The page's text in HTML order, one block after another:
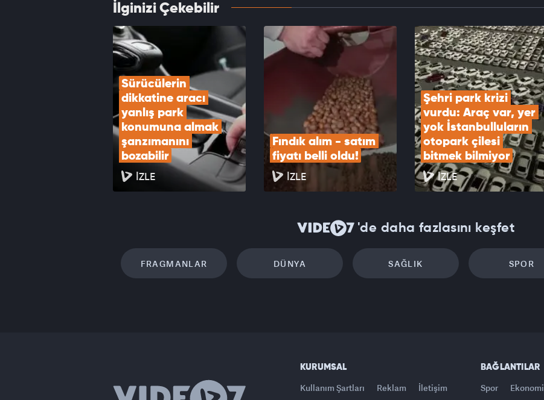
Aziz Yıldırım'ın kızı hakkında paylaşım yapan şahıs için
tutuklama talebi!
VIDEOYU İZLE
İlginizi Çekebilir
Sürücülerin
dikkatine aracı
yanlış park
konumuna almak
şanzımanını
bozabilir
İZLE
Fındık alım - satım
fiyatı belli oldu!
İZLE
Şehri park krizi
vurdu: Araç var, yer
yok İstanbulluların
otopark çilesi
bitmek bilmiyor
İZLE
'de daha fazlasını keşfet
FRAGMANLAR DÜNYA SAĞLIK SPOR
KURUMSAL
Kullanım Şartları Reklam İletişim
BAĞLANTILAR
Spor Ekonomi